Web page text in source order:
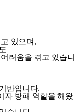
있으며,
려움을 겪고 있습니
반입니다.
자 방패 역할을 해왔